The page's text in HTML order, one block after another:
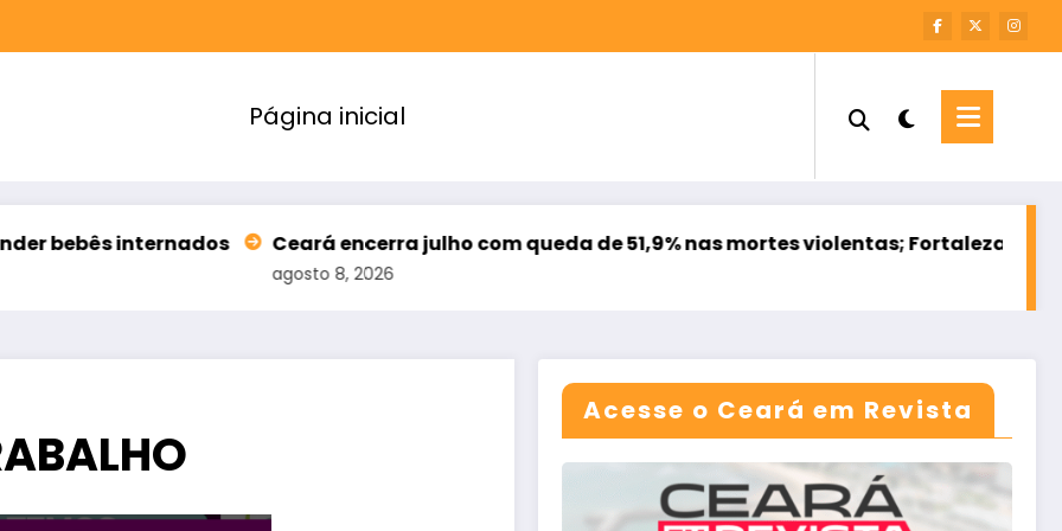
Página inicial
Ceará encerra julho com queda de 51,9% nas mortes violentas; Fortaleza registra
agosto 8, 2026
Acesse o Ceará em Revista